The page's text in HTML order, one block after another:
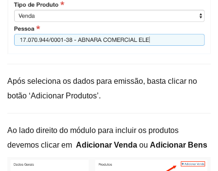
Após seleciona os dados para emissão, basta clicar no
botão ‘Adicionar Produtos’.
Ao lado direito do módulo para incluir os produtos
devemos clicar em Adicionar Venda ou Adicionar Bens